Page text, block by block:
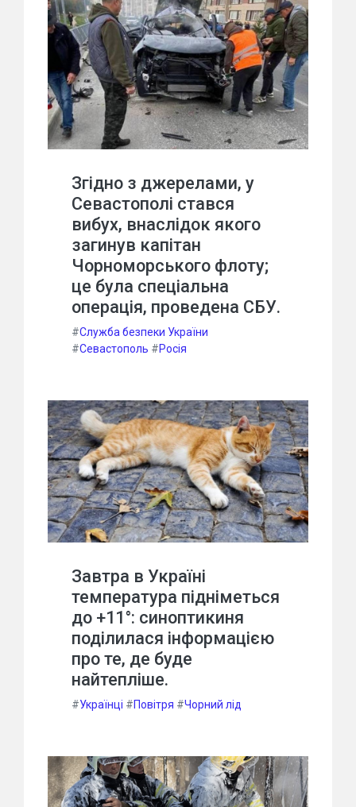
Згідно з джерелами, у
Севастополі стався
вибух, внаслідок якого
загинув капітан
Чорноморського флоту;
це була спеціальна
операція, проведена СБУ.
#Служба безпеки України
#Севастополь #Росія
Завтра в Україні
температура підніметься
до +11°: синоптикиня
поділилася інформацією
про те, де буде
найтепліше.
#Українці #Повітря #Чорний лід